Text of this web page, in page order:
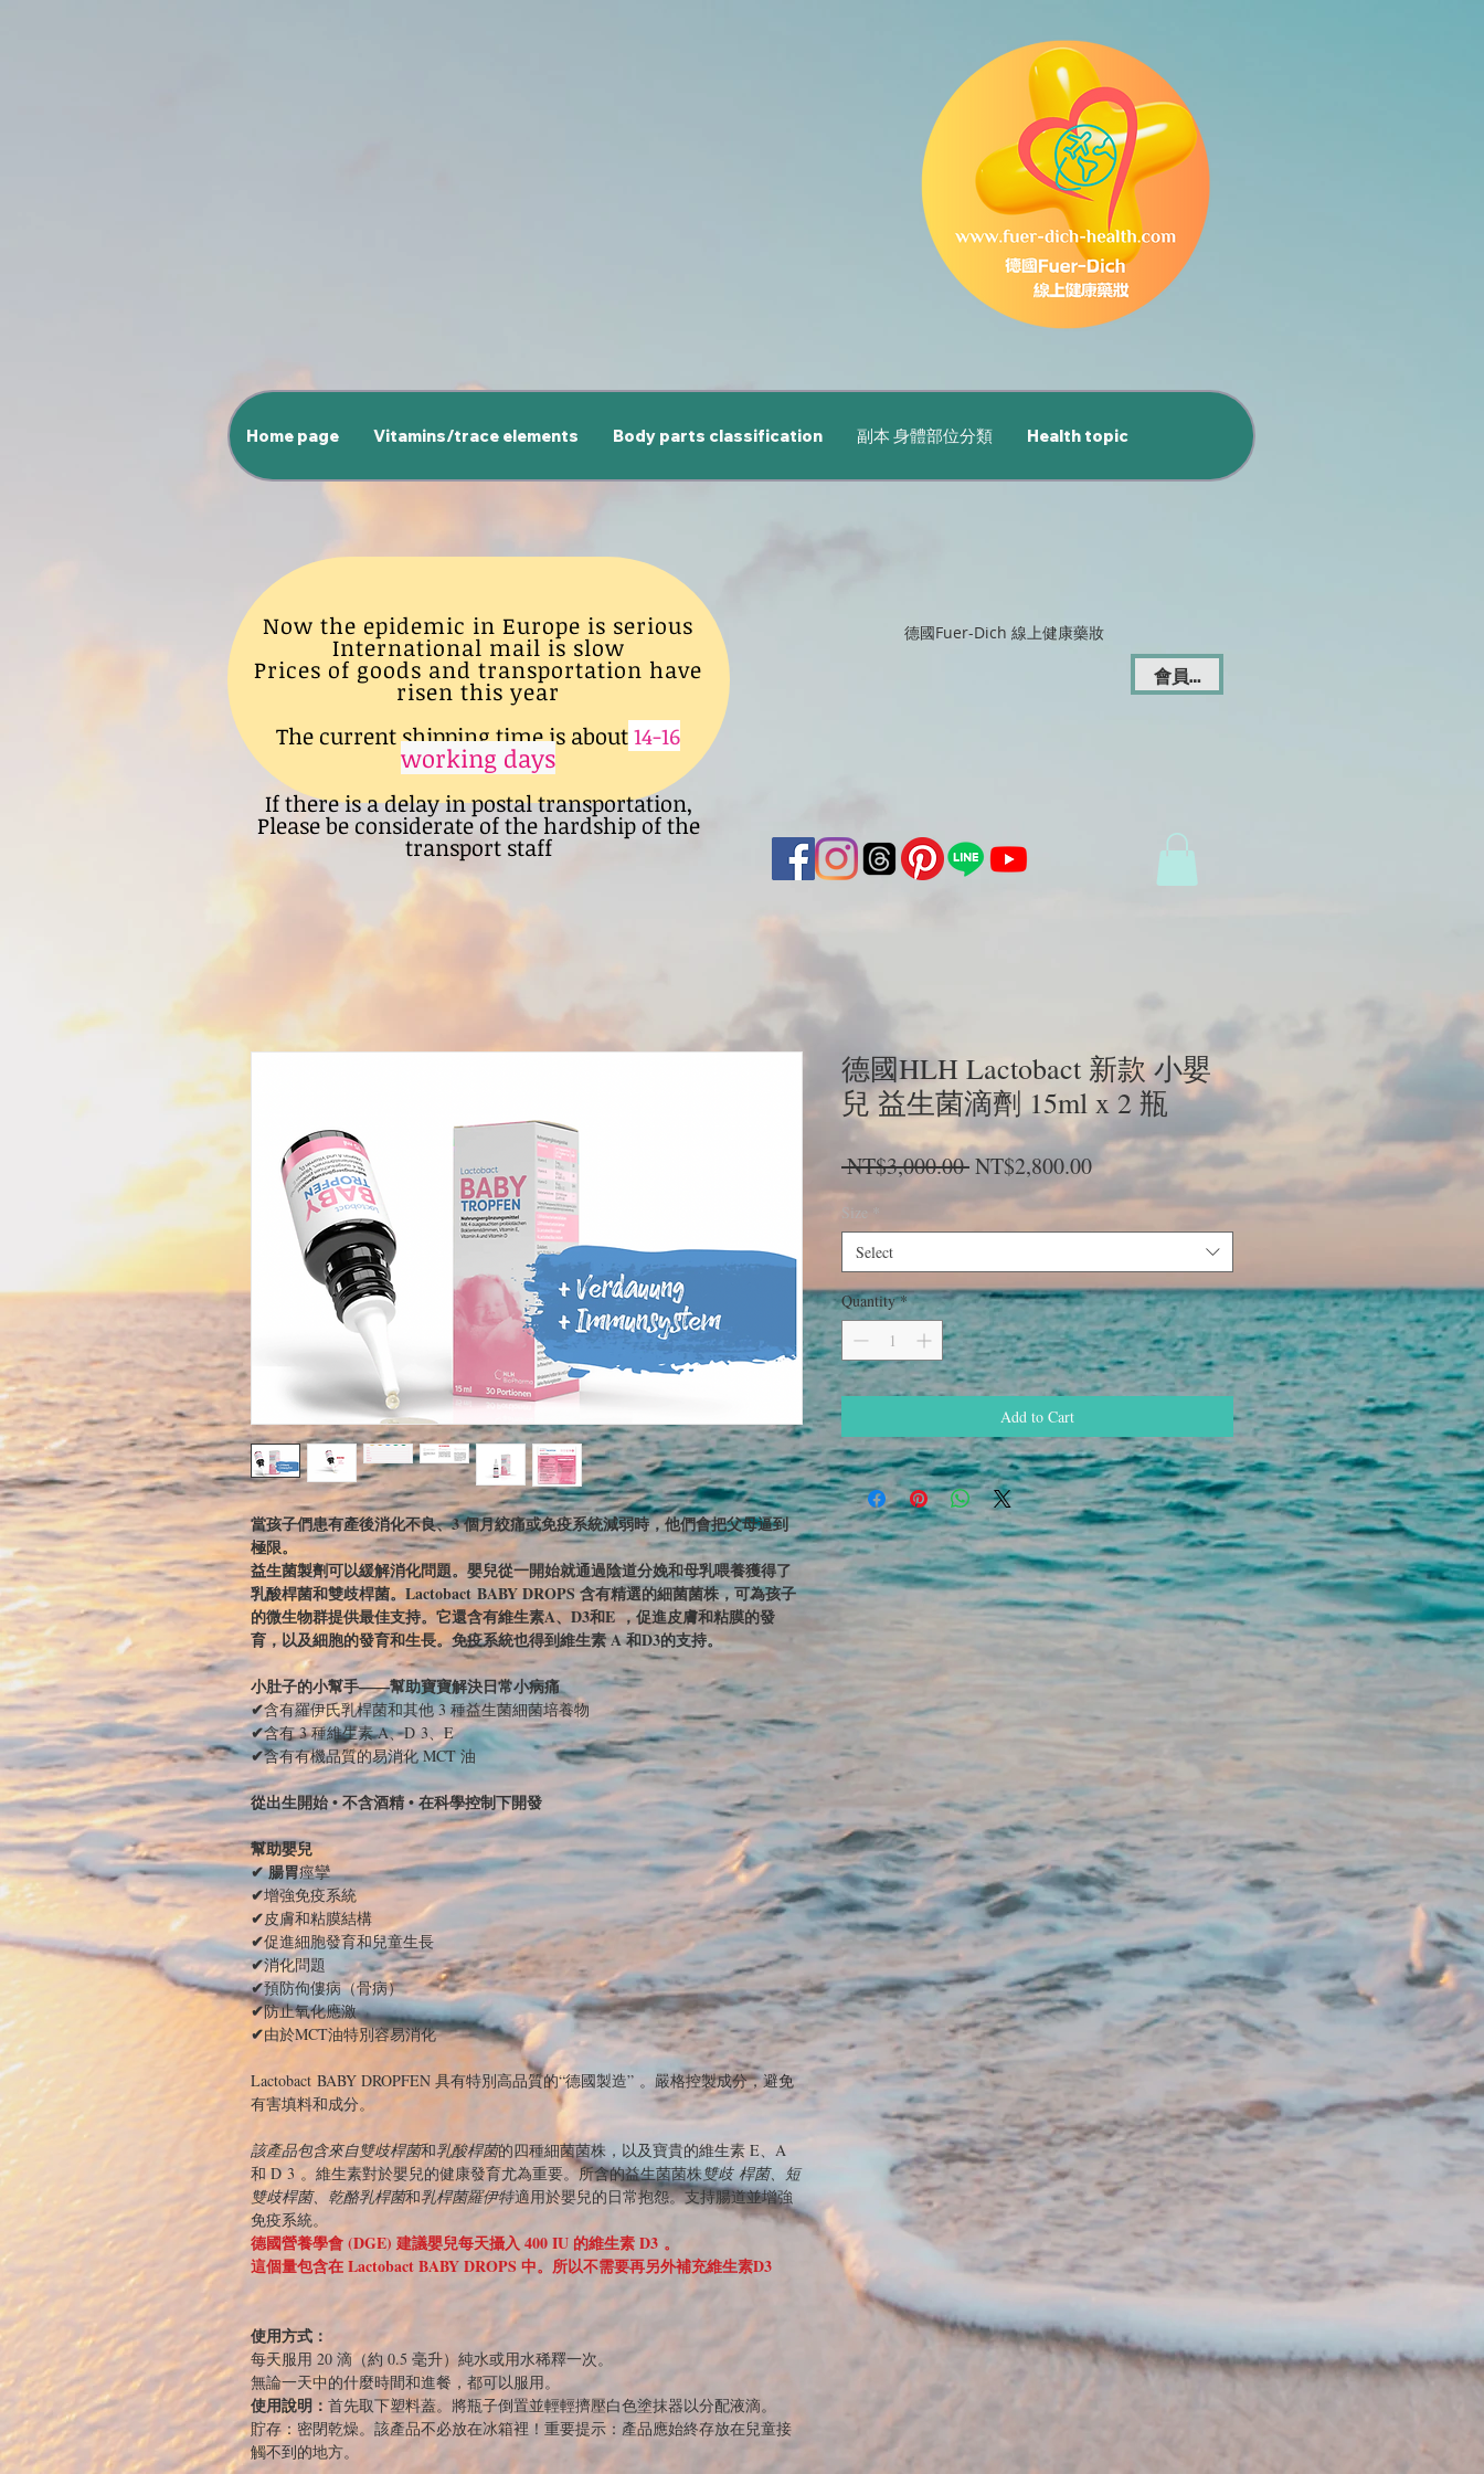
Home page Vitamins/trace elements Body parts classification 副本 身體部位分類 Health topic
Now the epidemic in Europe is serious
International mail is slow
Prices of goods and transportation have
risen this year
The current shipping time is about14-16
working days
If there is a delay in postal transportation,
Please be considerate of the hardship of the
transport staff
德國Fuer-Dich 線上健康藥妝
會員登入
當孩子們患有產後消化不良、3 個月絞痛或免疫系統減弱時，他們會把父母逼到
極限。
益生菌製劑可以緩解消化問題。嬰兒從一開始就通過陰道分娩和母乳喂養獲得了
乳酸桿菌和雙歧桿菌。Lactobact BABY DROPS 含有精選的細菌菌株，可為孩子
的微生物群提供最佳支持。它還含有維生素A、D3和E ，促進皮膚和粘膜的發
育，以及細胞的發育和生長。免疫系統也得到維生素 A 和D3的支持。
小肚子的小幫手——幫助寶寶解決日常小病痛
✔含有羅伊氏乳桿菌和其他 3 種益生菌細菌培養物
✔含有 3 種維生素 A、D 3、E
✔含有有機品質的易消化 MCT 油
從出生開始 • 不含酒精 • 在科學控制下開發
幫助嬰兒
✔ 腸胃痙攣
✔增強免疫系統
✔皮膚和粘膜結構
✔促進細胞發育和兒童生長
✔消化問題
✔預防佝僂病（骨病）
✔防止氧化應激
✔由於MCT油特別容易消化
Lactobact BABY DROPFEN 具有特別高品質的“德國製造” 。嚴格控製成分，避免
有害填料和成分。
該產品包含來自雙歧桿菌和乳酸桿菌的四種細菌菌株，以及寶貴的維生素 E、A
和 D 3 。維生素對於嬰兒的健康發育尤為重要。所含的益生菌菌株雙歧 桿菌、短
雙歧桿菌、乾酪乳桿菌和乳桿菌羅伊特適用於嬰兒的日常抱怨。支持腸道並增強
免疫系統。
德國營養學會 (DGE) 建議嬰兒每天攝入 400 IU 的維生素 D3 。
這個量包含在 Lactobact BABY DROPS 中。所以不需要再另外補充維生素D3
使用方式：
每天服用 20 滴（約 0.5 毫升）純水或用水稀釋一次。
無論一天中的什麼時間和進餐，都可以服用。
使用說明： 首先取下塑料蓋。將瓶子倒置並輕輕擠壓白色塗抹器以分配液滴。
貯存：密閉乾燥。該產品不必放在冰箱裡！重要提示：產品應始終存放在兒童接
觸不到的地方。
德國HLH Lactobact 新款 小嬰
兒 益生菌滴劑 15ml x 2 瓶
NT$3,000.00 Regular
Price
NT$2,800.00Sale
Price
Size
Select
Quantity *
Add to Cart